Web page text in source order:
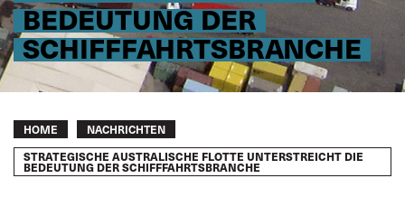
BEDEUTUNG DER
SCHIFFFAHRTSBRANCHE
Breadcrumb
HOME NACHRICHTEN
STRATEGISCHE AUSTRALISCHE FLOTTE UNTERSTREICHT DIE
BEDEUTUNG DER SCHIFFFAHRTSBRANCHE